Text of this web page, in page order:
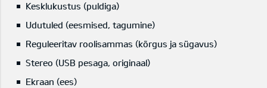
Kesklukustus (puldiga)
Udutuled (eesmised, tagumine)
Reguleeritav roolisammas (kõrgus ja sügavus)
Stereo (USB pesaga, originaal)
Ekraan (ees)